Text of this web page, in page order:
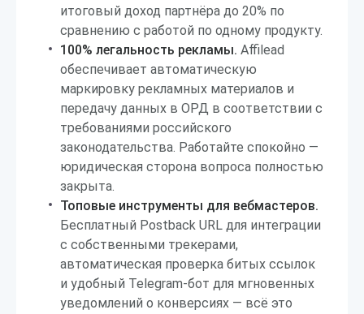
итоговый доход партнёра до 20% по
сравнению с работой по одному продукту.
100% легальность рекламы. Affilead
обеспечивает автоматическую
маркировку рекламных материалов и
передачу данных в ОРД в соответствии с
требованиями российского
законодательства. Работайте спокойно —
юридическая сторона вопроса полностью
закрыта.
Топовые инструменты для вебмастеров.
Бесплатный Postback URL для интеграции
с собственными трекерами,
автоматическая проверка битых ссылок
и удобный Telegram-бот для мгновенных
уведомлений о конверсиях — всё это